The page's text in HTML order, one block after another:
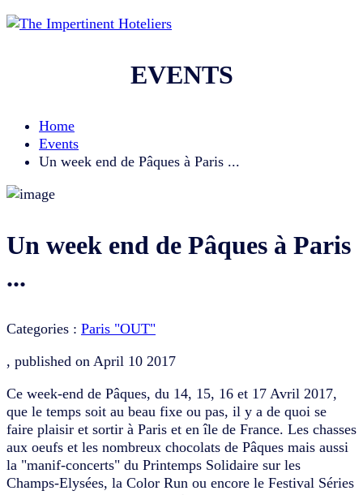
EVENTS
Home
Events
Un week end de Pâques à Paris ...
Un week end de Pâques à Paris
...
Categories : Paris "OUT"
, published on April 10 2017
Ce week-end de Pâques, du 14, 15, 16 et 17 Avril 2017,
que le temps soit au beau fixe ou pas, il y a de quoi se
faire plaisir et sortir à Paris et en île de France. Les chasses
aux oeufs et les nombreux chocolats de Pâques mais aussi
la "manif-concerts" du Printemps Solidaire sur les
Champs-Elysées, la Color Run ou encore le Festival Séries